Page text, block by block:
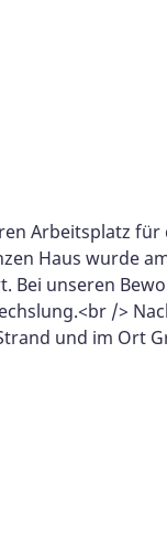
Arbeitsplatz für
Haus wurde
Bei unseren
/>
und im Ort